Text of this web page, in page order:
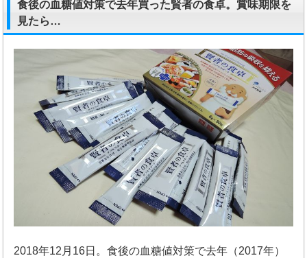
食後の血糖値対策で去年買った賢者の食卓。賞味期限を
見たら…
2018年12月16日。食後の血糖値対策で去年（2017年）